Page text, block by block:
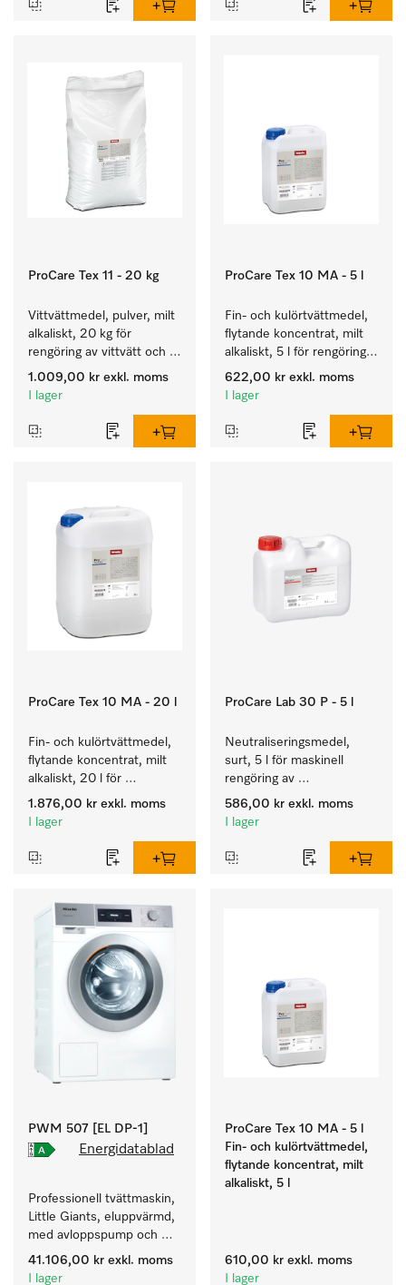
ProCare Tex 11 - 20 kg
Vittvättmedel, pulver, milt
alkaliskt, 20 kg för
rengöring av vittvätt och
färgäkta kulörtvätt.
1.009,00 kr exkl. moms
I lager
ProCare Tex 10 MA - 5 l
Fin- och kulörtvättmedel,
flytande koncentrat, milt
alkaliskt, 5 l för rengöring
av kulörtvätt och ömtåliga
textilier.
622,00 kr exkl. moms
I lager
ProCare Tex 10 MA - 20 l
Fin- och kulörtvättmedel,
flytande koncentrat, milt
alkaliskt, 20 l för
rengöring av kulörtvätt
och ömtåliga textilier.
1.876,00 kr exkl. moms
I lager
ProCare Lab 30 P - 5 l
Neutraliseringsmedel,
surt, 5 l för maskinell
rengöring av
laboratorieglas och -
instrument.
586,00 kr exkl. moms
I lager
PWM 507 [EL DP-1]
Energidatablad
Professionell tvättmaskin,
Little Giants, eluppvärmd,
med avloppspump och
målgruppsspecifika
program. Prestanda 7 kg i
41.106,00 kr exkl. moms
I lager
ProCare Tex 10 MA - 5 l
Fin- och kulörtvättmedel,
flytande koncentrat, milt
alkaliskt, 5 l
610,00 kr exkl. moms
I lager